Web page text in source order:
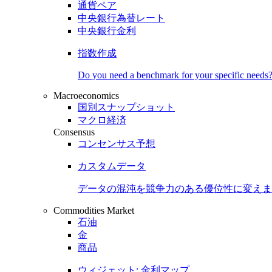
通貨ペア
中央銀行為替レート
中央銀行金利
指数作成
Do you need a benchmark for your specific needs?
Macroeconomics
国別スナップショット
マクロ経済
Consensus
コンセンサス予想
カスタムデータ
データの混沌を競争力のある優位性に変え
Commodities Market
石油
金
商品
ウィジェット: 金利マップ